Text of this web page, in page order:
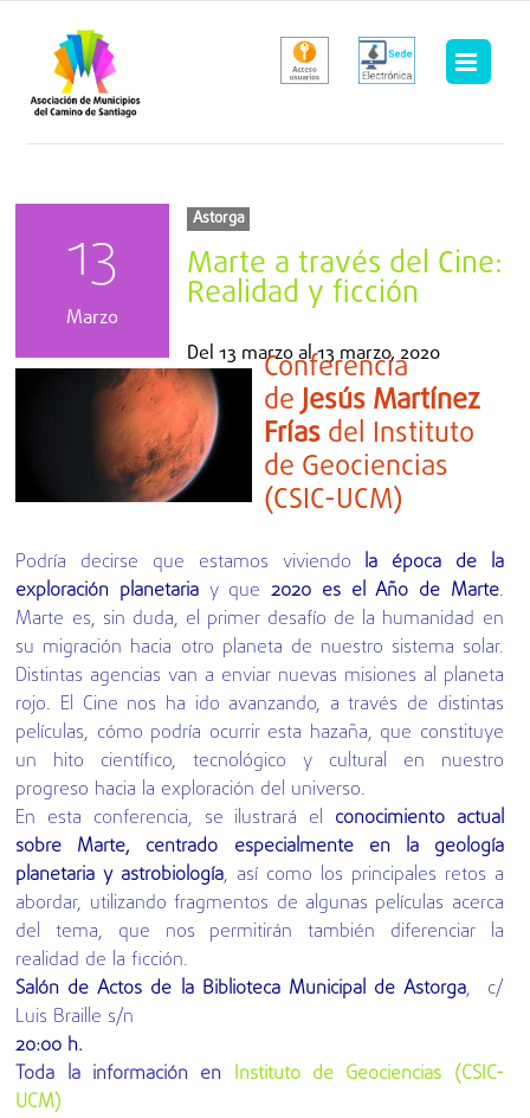
contenido
13
Marzo
Astorga
Marte a través del Cine:
Realidad y ficción
Del13 marzoal13 marzo, 2020
Conferencia
deJesús Martínez
Fríasdel Instituto
de Geociencias
(CSIC-UCM)
Podría decirse que estamos viviendo la época de la
exploración planetaria y que2020 es el Año de Marte.
Marte es, sin duda, el primer desafío de la humanidad en
su migración hacia otro planeta de nuestro sistema solar.
Distintas agencias van a enviar nuevas misiones al planeta
rojo. El Cine nos ha ido avanzando, a través de distintas
películas, cómo podría ocurrir esta hazaña, que constituye
un hito científico, tecnológico y cultural en nuestro
progreso hacia la exploración del universo.
En esta conferencia, se ilustrará el conocimiento actual
sobre Marte, centrado especialmente en la geología
planetaria y astrobiología, así como los principales retos a
abordar, utilizando fragmentos de algunas películas acerca
del tema, que nos permitirán también diferenciar la
realidad de la ficción.
Salón de Actos de la Biblioteca Municipal de Astorga, c/
Luis Braille s/n
20:00 h.
Toda la información en Instituto de Geociencias (CSIC-
UCM)